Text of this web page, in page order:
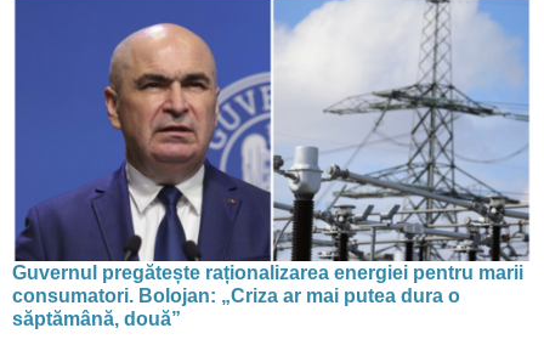
Guvernul pregătește raționalizarea energiei pentru marii
consumatori. Bolojan: „Criza ar mai putea dura o
săptămână, două”